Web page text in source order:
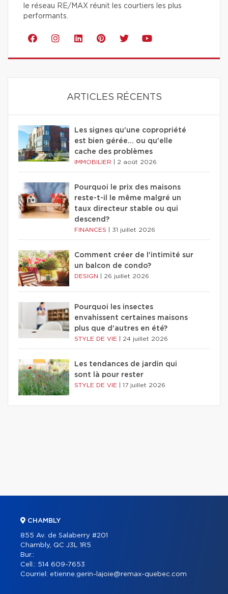
le réseau RE/MAX réunit les courtiers les plus
performants.
ARTICLES RÉCENTS
Les signes qu'une copropriété
est bien gérée… ou qu'elle
cache des problèmes
IMMOBILIER 2 août 2026
Pourquoi le prix des maisons
reste-t-il le même malgré un
taux directeur stable ou qui
descend?
FINANCES 31 juillet 2026
Comment créer de l'intimité sur
un balcon de condo?
DESIGN 26 juillet 2026
Pourquoi les insectes
envahissent certaines maisons
plus que d'autres en été?
STYLE DE VIE 24 juillet 2026
Les tendances de jardin qui
sont là pour rester
STYLE DE VIE 17 juillet 2026
CHAMBLY
855 Av. de Salaberry #201
Chambly, QC J3L 1R5
Bur.:
Cell.: 514 609-7653
Courriel: etienne.gerin-lajoie@remax-quebec.com